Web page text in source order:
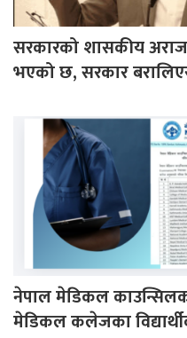
सरकारको शासकीय
भएको छ, सरकार
नेपाल मेडिकल
मेडिकल कलेजका